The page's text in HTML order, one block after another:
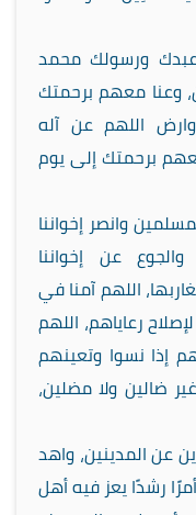
ورسولك محمد
وعنا معهم برحمتك
اللهم عن آله
برحمتك إلى يوم
وانصر إخواننا
عن إخواننا
اللهم آمنا في
رعاياهم، اللهم
إذا نسوا وتعينهم
ضالين ولا مضلين،
عن المدينين، واهد
رشدًا يعز فيه أهل